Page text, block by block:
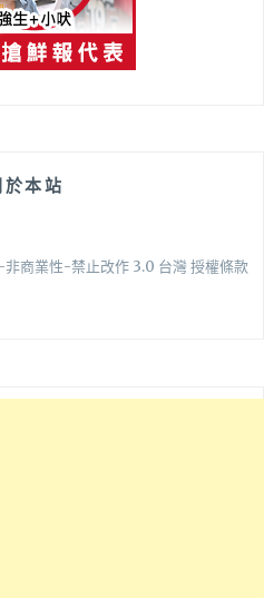
於本站
非商業性-禁止改作 3.0 台灣 授權條款